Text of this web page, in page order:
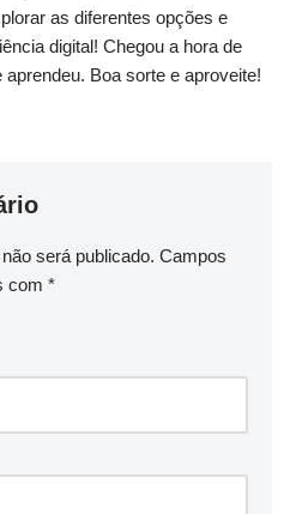
as diferentes opções e
digital! Chegou a⁣ hora de
Boa sorte⁤ e aproveite!
será publicado. Campos
com *